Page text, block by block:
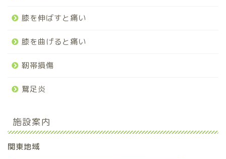
膝を伸ばすと痛い
膝を曲げると痛い
靭帯損傷
鵞足炎
施設案内
関東地域